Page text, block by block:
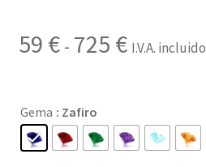
59 € - 725 €Rango
desde
59 €
I.V.A. incluido
Gema : Zafiro